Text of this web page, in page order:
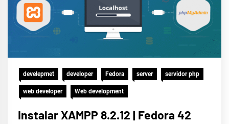
develepmet developer Fedora server servidor php
web developer Web development
Instalar XAMPP 8.2.12 | Fedora 42